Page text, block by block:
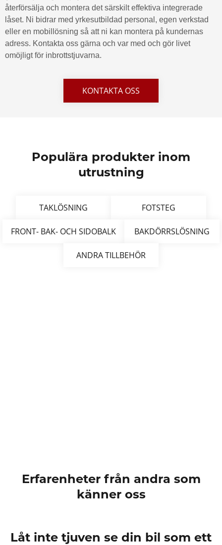
återförsälja och montera det särskilt effektiva integrerade
låset. Ni bidrar med yrkesutbildad personal, egen verkstad
eller en mobillösning så att ni kan montera på kundernas
adress. Kontakta oss gärna och var med och gör livet
omöjligt för inbrottstjuvarna.
KONTAKTA OSS
Populära produkter inom
utrustning
TAKLÖSNING FOTSTEG
FRONT- BAK- OCH SIDOBALK BAKDÖRRSLÖSNING
ANDRA TILLBEHÖR
Erfarenheter från andra som
känner oss
Låt inte tjuven se din bil som ett